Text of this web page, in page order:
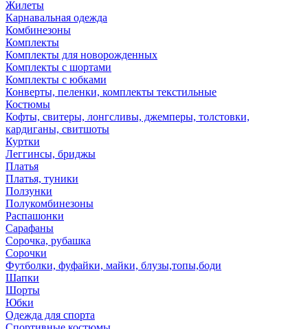
Жилеты
Карнавальная одежда
Комбинезоны
Комплекты
Комплекты для новорожденных
Комплекты с шортами
Комплекты с юбками
Конверты, пеленки, комплекты текстильные
Костюмы
Кофты, свитеры, лонгсливы, джемперы, толстовки,
кардиганы, свитшоты
Куртки
Леггинсы, бриджы
Платья
Платья, туники
Ползунки
Полукомбинезоны
Распашонки
Сарафаны
Сорочка, рубашка
Сорочки
Футболки, фуфайки, майки, блузы,топы,боди
Шапки
Шорты
Юбки
Одежда для спорта